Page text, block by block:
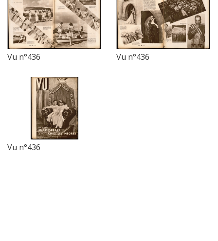
Vu n°436 Vu n°436
Vu n°436